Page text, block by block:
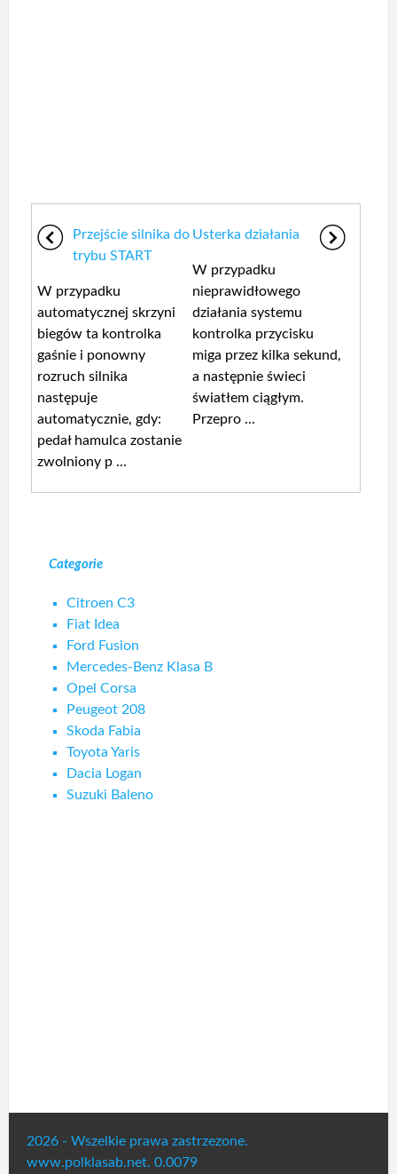
Przejście silnika do
trybu START
W przypadku
automatycznej skrzyni
biegów ta kontrolka
gaśnie i ponowny
rozruch silnika
następuje
automatycznie, gdy:
pedał hamulca zostanie
zwolniony p ...
Usterka działania
W przypadku
nieprawidłowego
działania systemu
kontrolka przycisku
miga przez kilka sekund,
a następnie świeci
światłem ciągłym.
Przepro ...
Categorie
Citroen C3
Fiat Idea
Ford Fusion
Mercedes-Benz Klasa B
Opel Corsa
Peugeot 208
Skoda Fabia
Toyota Yaris
Dacia Logan
Suzuki Baleno
2026 - Wszelkie prawa zastrzezone.
www.polklasab.net. 0.0079